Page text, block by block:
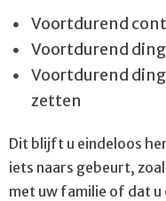
Dementie
Depressie
Dwanghandelingen
Somatoforme
Trauma
Voortdurend
Voortdurend
Voortdurend
zetten
Dit blijft u eindeloos
iets naars gebeurt,
met uw familie of dat